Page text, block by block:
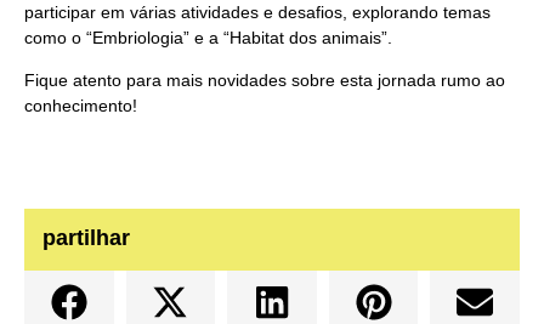
participar em várias atividades e desafios, explorando temas
como o “Embriologia” e a “Habitat dos animais”.
Fique atento para mais novidades sobre esta jornada rumo ao
conhecimento!
partilhar